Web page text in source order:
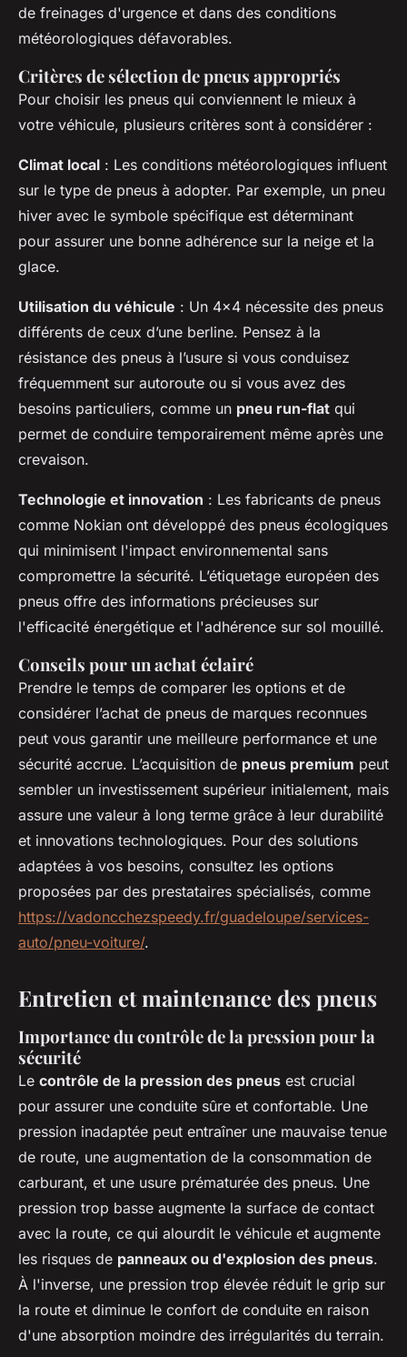
de freinages d'urgence et dans des conditions
météorologiques défavorables.
Critères de sélection de pneus appropriés
Pour choisir les pneus qui conviennent le mieux à
votre véhicule, plusieurs critères sont à considérer :
Climat local : Les conditions météorologiques influent
sur le type de pneus à adopter. Par exemple, un pneu
hiver avec le symbole spécifique est déterminant
pour assurer une bonne adhérence sur la neige et la
glace.
Utilisation du véhicule : Un 4x4 nécessite des pneus
différents de ceux d’une berline. Pensez à la
résistance des pneus à l’usure si vous conduisez
fréquemment sur autoroute ou si vous avez des
besoins particuliers, comme un pneu run-flat qui
permet de conduire temporairement même après une
crevaison.
Technologie et innovation : Les fabricants de pneus
comme Nokian ont développé des pneus écologiques
qui minimisent l'impact environnemental sans
compromettre la sécurité. L’étiquetage européen des
pneus offre des informations précieuses sur
l'efficacité énergétique et l'adhérence sur sol mouillé.
Conseils pour un achat éclairé
Prendre le temps de comparer les options et de
considérer l’achat de pneus de marques reconnues
peut vous garantir une meilleure performance et une
sécurité accrue. L’acquisition de pneus premium peut
sembler un investissement supérieur initialement, mais
assure une valeur à long terme grâce à leur durabilité
et innovations technologiques. Pour des solutions
adaptées à vos besoins, consultez les options
proposées par des prestataires spécialisés, comme
https://vadoncchezspeedy.fr/guadeloupe/services-
auto/pneu-voiture/.
Entretien et maintenance des pneus
Importance du contrôle de la pression pour la
sécurité
Le contrôle de la pression des pneus est crucial
pour assurer une conduite sûre et confortable. Une
pression inadaptée peut entraîner une mauvaise tenue
de route, une augmentation de la consommation de
carburant, et une usure prématurée des pneus. Une
pression trop basse augmente la surface de contact
avec la route, ce qui alourdit le véhicule et augmente
les risques de panneaux ou d'explosion des pneus.
À l'inverse, une pression trop élevée réduit le grip sur
la route et diminue le confort de conduite en raison
d'une absorption moindre des irrégularités du terrain.